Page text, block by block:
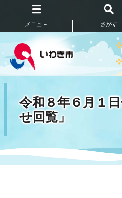
メニュ－ さがす
令和８年６月１
せ回覧」